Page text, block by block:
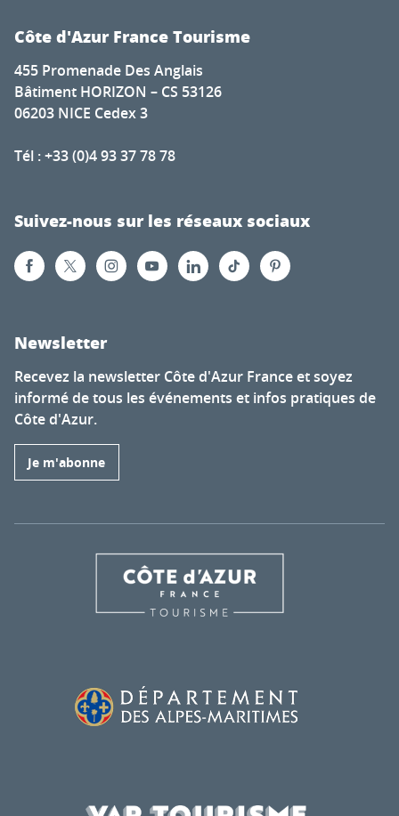
Côte d'Azur France Tourisme
455 Promenade Des Anglais
Bâtiment HORIZON – CS 53126
06203 NICE Cedex 3
Tél : +33 (0)4 93 37 78 78
Suivez-nous sur les réseaux sociaux
Newsletter
Recevez la newsletter Côte d'Azur France et soyez
informé de tous les événements et infos pratiques de
Côte d'Azur.
Je m'abonne